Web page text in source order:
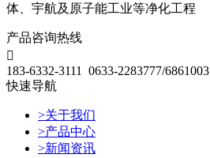
体、宇航及原子能工业等净化工程
产品咨询热线

183-6332-3111 0633-2283777/6861003
快速导航
>关于我们
>产品中心
>新闻资讯